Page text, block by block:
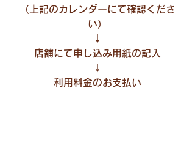
（上記のカレンダーにて確認くださ
い）
↓
店舗にて申し込み用紙の記入
​↓
利用料金のお支払い